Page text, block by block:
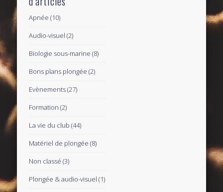
Apnée (10)
Audio-visuel (2)
Biologie sous-marine (8)
Bons plans plongée (2)
Evènements(27)
Formation (2)
La vie du club (44)
Matériel de plongée (8)
Non classé (3)
Plongée & audio-visuel (1)